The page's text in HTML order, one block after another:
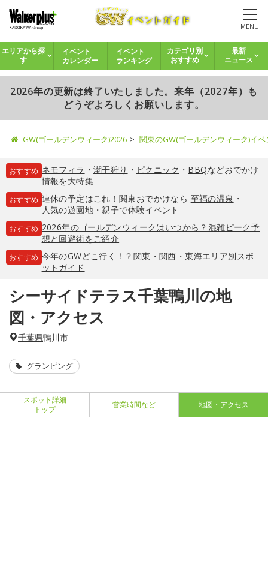
MENU
エリアから探
す
イベント
カレンダー
イベント
ランキング
カテゴリ別
おすすめ
最新
ニュース
2026年の更新は終了いたしました。来年（2027年）も
どうぞよろしくお願いします。
GW(ゴールデンウィーク)2026 関東のGW(ゴールデンウィーク)イ
おすすめ ネモフィラ ・ 潮干狩り ・ ピクニック ・ BBQなどおでかけ
情報を大特集
おすすめ 連休の予定はこれ！関東おでかけなら 至福の温泉 ・
人気の遊園地・親子で体験イベント
おすすめ 2026年のゴールデンウィークはいつから？混雑ピーク予
想と回避術をご紹介
おすすめ 今年のGWどこ行く！？関東・関西・東海エリア別スポ
ットガイド
シーサイドテラス千葉鴨川の地
図・アクセス
千葉県鴨川市
グランピング
スポット詳細
トップ
営業時間など 地図・アクセス